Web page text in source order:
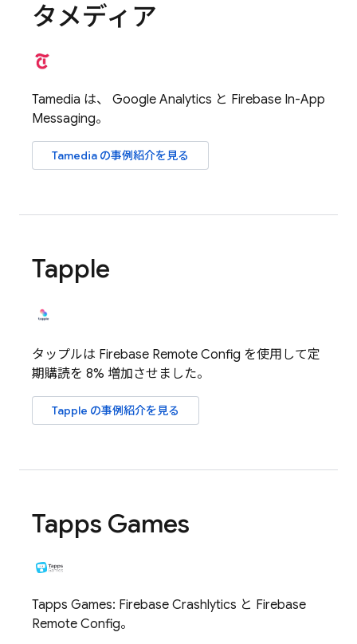
タメディア
Tamedia は、 Google Analytics と Firebase In-App
Messaging。
Tamedia の事例紹介を見る
Tapple
タップルは Firebase Remote Config を使用して定
期購読を 8% 増加させました。
Tapple の事例紹介を見る
Tapps Games
Tapps Games: Firebase Crashlytics と Firebase
Remote Config。